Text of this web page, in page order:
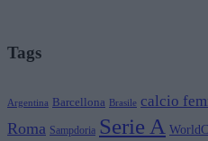
Tags
Argentina Barcellona Brasile calcio
Roma Sampdoria Serie A